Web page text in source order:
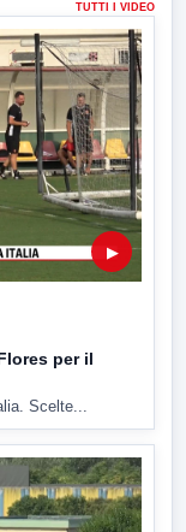
TUTTI I VIDEO
▶
per il
Scelte...